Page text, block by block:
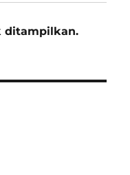
ditampilkan.